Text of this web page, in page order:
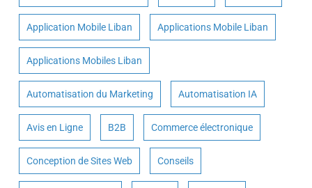
Application Mobile Liban Applications Mobile Liban
Applications Mobiles Liban
Automatisation du Marketing Automatisation IA
Avis en Ligne B2B Commerce électronique
Conception de Sites Web Conseils